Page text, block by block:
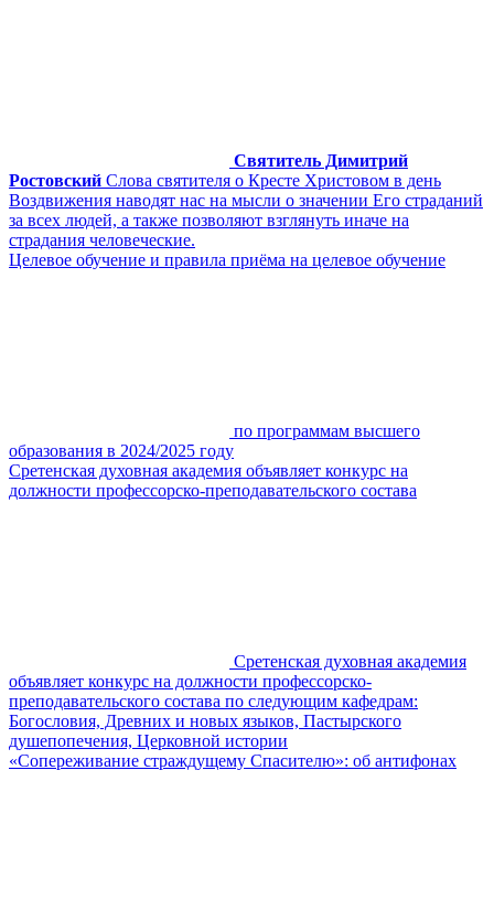
Святитель Димитрий
Ростовский Слова святителя о Кресте Христовом в день
Воздвижения наводят нас на мысли о значении Его страданий
за всех людей, а также позволяют взглянуть иначе на
страдания человеческие.
Целевое обучение и правила приёма на целевое обучение
по программам высшего
образования в 2024/2025 году
Сретенская духовная академия объявляет конкурс на
должности профессорско-преподавательского состава
Сретенская духовная академия
объявляет конкурс на должности профессорско-
преподавательского состава по следующим кафедрам:
Богословия, Древних и новых языков, Пастырского
душепопечения, Церковной истории
«Сопереживание страждущему Спасителю»: об антифонах